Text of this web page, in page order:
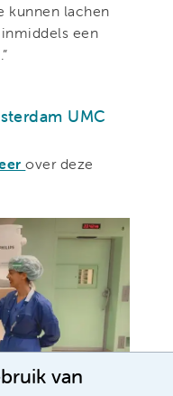
van
kunnen lachen
een
UMC
over deze